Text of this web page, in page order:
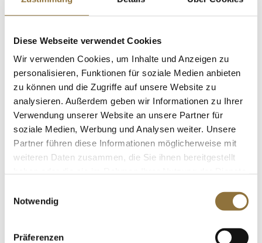
Diese Webseite verwendet Cookies
Wir verwenden Cookies, um Inhalte und Anzeigen zu
personalisieren, Funktionen für soziale Medien anbieten
zu können und die Zugriffe auf unsere Website zu
analysieren. Außerdem geben wir Informationen zu Ihrer
Verwendung unserer Website an unsere Partner für
soziale Medien, Werbung und Analysen weiter. Unsere
Partner führen diese Informationen möglicherweise mit
weiteren Daten zusammen, die Sie ihnen bereitgestellt
Notwendig
Präferenzen
St.
LEBENSMITTELKENNZEICHNUNGEN
Ajowan / Königskümmel (Ajwain Lovage
Seed), 100 g
Art.Nr.:19256
€ 2,95
€ 29,50 / kg
Ponthier Weißer Pfirsichpüree, mit